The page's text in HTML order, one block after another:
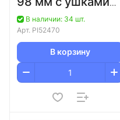
Pilot RFNS-GG-
F(L) (упаковка 2
шт.)
В наличии: 34 шт.
Арт. PI52470
В корзину